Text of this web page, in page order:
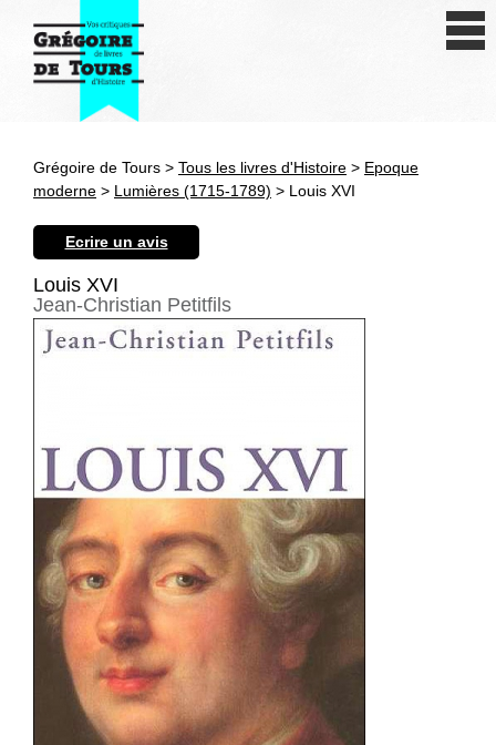
Antiquité
Révolution et XIXe siècle
Thématiques
Grégoire de Tours > Tous les livres d'Histoire > Epoque
moderne > Lumières (1715-1789) > Louis XVI
Ecrire un avis
Louis XVI
Jean-Christian Petitfils